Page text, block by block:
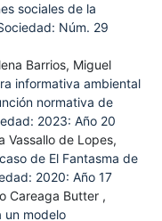
sociales de la
Núm. 29
Barrios, Miguel
informativa ambiental
normativa de
2023: Año 20
Vassallo de Lopes,
de El Fantasma de
2020: Año 17
Careaga Butter ,
un modelo